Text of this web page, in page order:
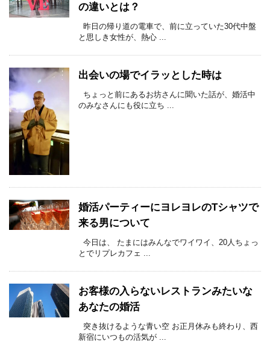
の違いとは？
昨日の帰り道の電車で、前に立っていた30代中盤
と思しき女性が、熱心 ...
出会いの場でイラッとした時は
ちょっと前にあるお坊さんに聞いた話が、婚活中
のみなさんにも役に立ち ...
婚活パーティーにヨレヨレのTシャツで
来る男について
今日は、 たまにはみんなでワイワイ、20人ちょっ
とでリプレカフェ ...
お客様の入らないレストランみたいな
あなたの婚活
突き抜けるような青い空 お正月休みも終わり、西
新宿にいつもの活気が ...